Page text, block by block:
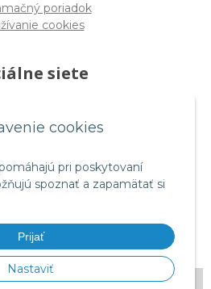
cookies
pri poskytovaní
spoznať a zapamätať si
Prijať
Nastaviť
poriadok
cookies
siete
rmtes_sk
cez UNIobchod,webhostingspoločnosti